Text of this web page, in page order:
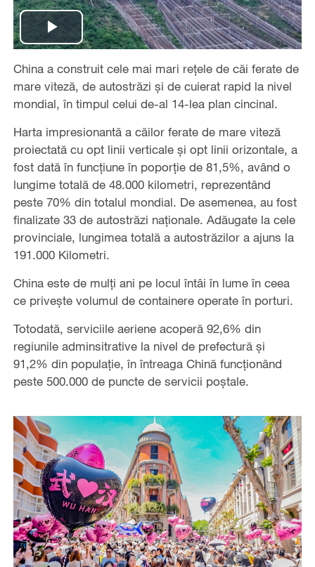
Play
Video
China a construit cele mai mari rețele de căi ferate de
mare viteză, de autostrăzi și de cuierat rapid la nivel
mondial, în timpul celui de-al 14-lea plan cincinal.
Harta impresionantă a căilor ferate de mare viteză
proiectată cu opt linii verticale și opt linii orizontale, a
fost dată în funcțiune în poporție de 81,5%, având o
lungime totală de 48.000 kilometri, reprezentând
peste 70% din totalul mondial. De asemenea, au fost
finalizate 33 de autostrăzi naționale. Adăugate la cele
provinciale, lungimea totală a autostrăzilor a ajuns la
191.000 Kilometri.
China este de mulți ani pe locul întâi în lume în ceea
ce privește volumul de containere operate în porturi.
Totodată, serviciile aeriene acoperă 92,6% din
regiunile adminsitrative la nivel de prefectură și
91,2% din populație, în întreaga Chină funcționând
peste 500.000 de puncte de servicii poștale.